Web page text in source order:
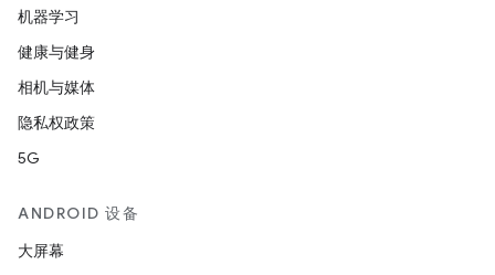
机器学习
健康与健身
相机与媒体
隐私权政策
5G
ANDROID 设备
大屏幕